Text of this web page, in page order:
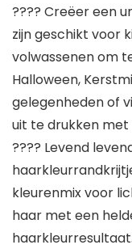
???? Creëer een
zijn geschikt voor
volwassenen om
Halloween,
gelegenheden of
uit te drukken met
???? Levend
kleurenmix voor
haar met een